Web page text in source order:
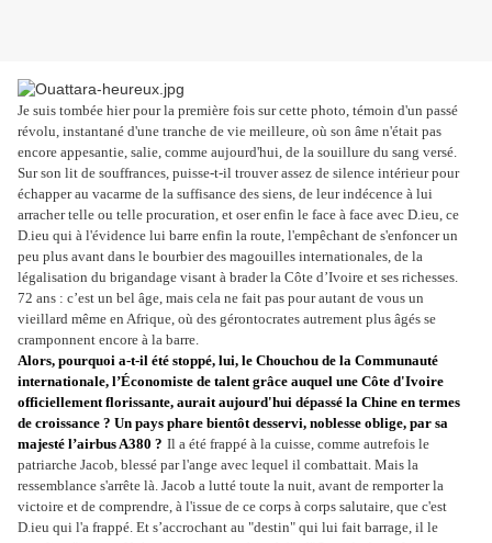
Je suis tombée hier pour la première fois sur cette photo, témoin d'un passé
révolu, instantané d'une tranche de vie meilleure, où son âme n'était pas
encore appesantie, salie, comme aujourd'hui, de la souillure du sang versé.
Sur son lit de souffrances, puisse-t-il trouver assez de silence intérieur pour
échapper au vacarme de la suffisance des siens, de leur indécence à lui
arracher telle ou telle procuration, et oser enfin le face à face avec D.ieu, ce
D.ieu qui à l'évidence lui barre enfin la route, l'empêchant de s'enfoncer un
peu plus avant dans le bourbier des magouilles internationales, de la
légalisation du brigandage visant à brader la Côte d’Ivoire et ses richesses.
72 ans : c’est un bel âge, mais cela ne fait pas pour autant de vous un
vieillard même en Afrique, où des gérontocrates autrement plus âgés se
cramponnent encore à la barre.
Alors, pourquoi a-t-il été stoppé, lui, le Chouchou de la Communauté
internationale, l’Économiste de talent grâce auquel une Côte d'Ivoire
officiellement florissante, aurait aujourd'hui dépassé la Chine en termes
de croissance ? Un pays phare bientôt desservi, noblesse oblige, par sa
majesté l’airbus A380 ? Il a été frappé à la cuisse, comme autrefois le
patriarche Jacob, blessé par l'ange avec lequel il combattait. Mais la
ressemblance s'arrête là. Jacob a lutté toute la nuit, avant de remporter la
victoire et de comprendre, à l'issue de ce corps à corps salutaire, que c'est
D.ieu qui l'a frappé. Et s’accrochant au "destin" qui lui fait barrage, il le